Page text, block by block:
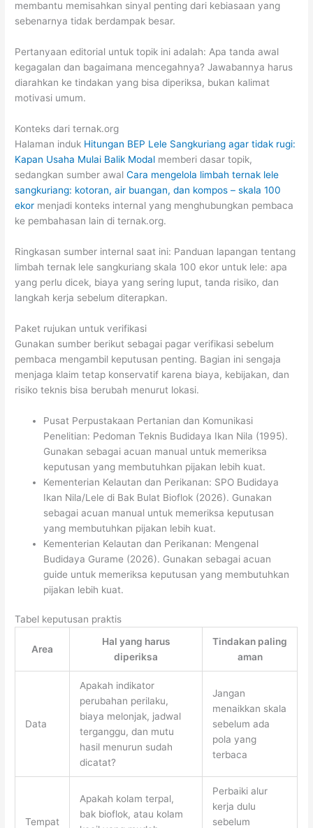
membantu memisahkan sinyal penting dari kebiasaan yang
sebenarnya tidak berdampak besar.
Pertanyaan editorial untuk topik ini adalah: Apa tanda awal
kegagalan dan bagaimana mencegahnya? Jawabannya harus
diarahkan ke tindakan yang bisa diperiksa, bukan kalimat
motivasi umum.
Konteks dari ternak.org
Halaman induk Hitungan BEP Lele Sangkuriang agar tidak rugi:
Kapan Usaha Mulai Balik Modal memberi dasar topik,
sedangkan sumber awalCara mengelola limbah ternak lele
sangkuriang: kotoran, air buangan, dan kompos – skala 100
ekor menjadi konteks internal yang menghubungkan pembaca
ke pembahasan lain di ternak.org.
Ringkasan sumber internal saat ini: Panduan lapangan tentang
limbah ternak lele sangkuriang skala 100 ekor untuk lele: apa
yang perlu dicek, biaya yang sering luput, tanda risiko, dan
langkah kerja sebelum diterapkan.
Paket rujukan untuk verifikasi
Gunakan sumber berikut sebagai pagar verifikasi sebelum
pembaca mengambil keputusan penting. Bagian ini sengaja
menjaga klaim tetap konservatif karena biaya, kebijakan, dan
risiko teknis bisa berubah menurut lokasi.
Pusat Perpustakaan Pertanian dan Komunikasi
Penelitian: Pedoman Teknis Budidaya Ikan Nila (1995).
Gunakan sebagai acuan manual untuk memeriksa
keputusan yang membutuhkan pijakan lebih kuat.
Kementerian Kelautan dan Perikanan: SPO Budidaya
Ikan Nila/Lele di Bak Bulat Bioflok (2026). Gunakan
sebagai acuan manual untuk memeriksa keputusan
yang membutuhkan pijakan lebih kuat.
Kementerian Kelautan dan Perikanan: Mengenal
Budidaya Gurame (2026). Gunakan sebagai acuan
guide untuk memeriksa keputusan yang membutuhkan
pijakan lebih kuat.
Tabel keputusan praktis
Area
Hal yang harus
diperiksa
Tindakan paling
aman
Data
Apakah indikator
perubahan perilaku,
biaya melonjak, jadwal
terganggu, dan mutu
hasil menurun sudah
dicatat?
Jangan
menaikkan skala
sebelum ada
pola yang
terbaca
Tempat
Apakah kolam terpal,
bak bioflok, atau kolam
Perbaiki alur
kerja dulu
sebelum